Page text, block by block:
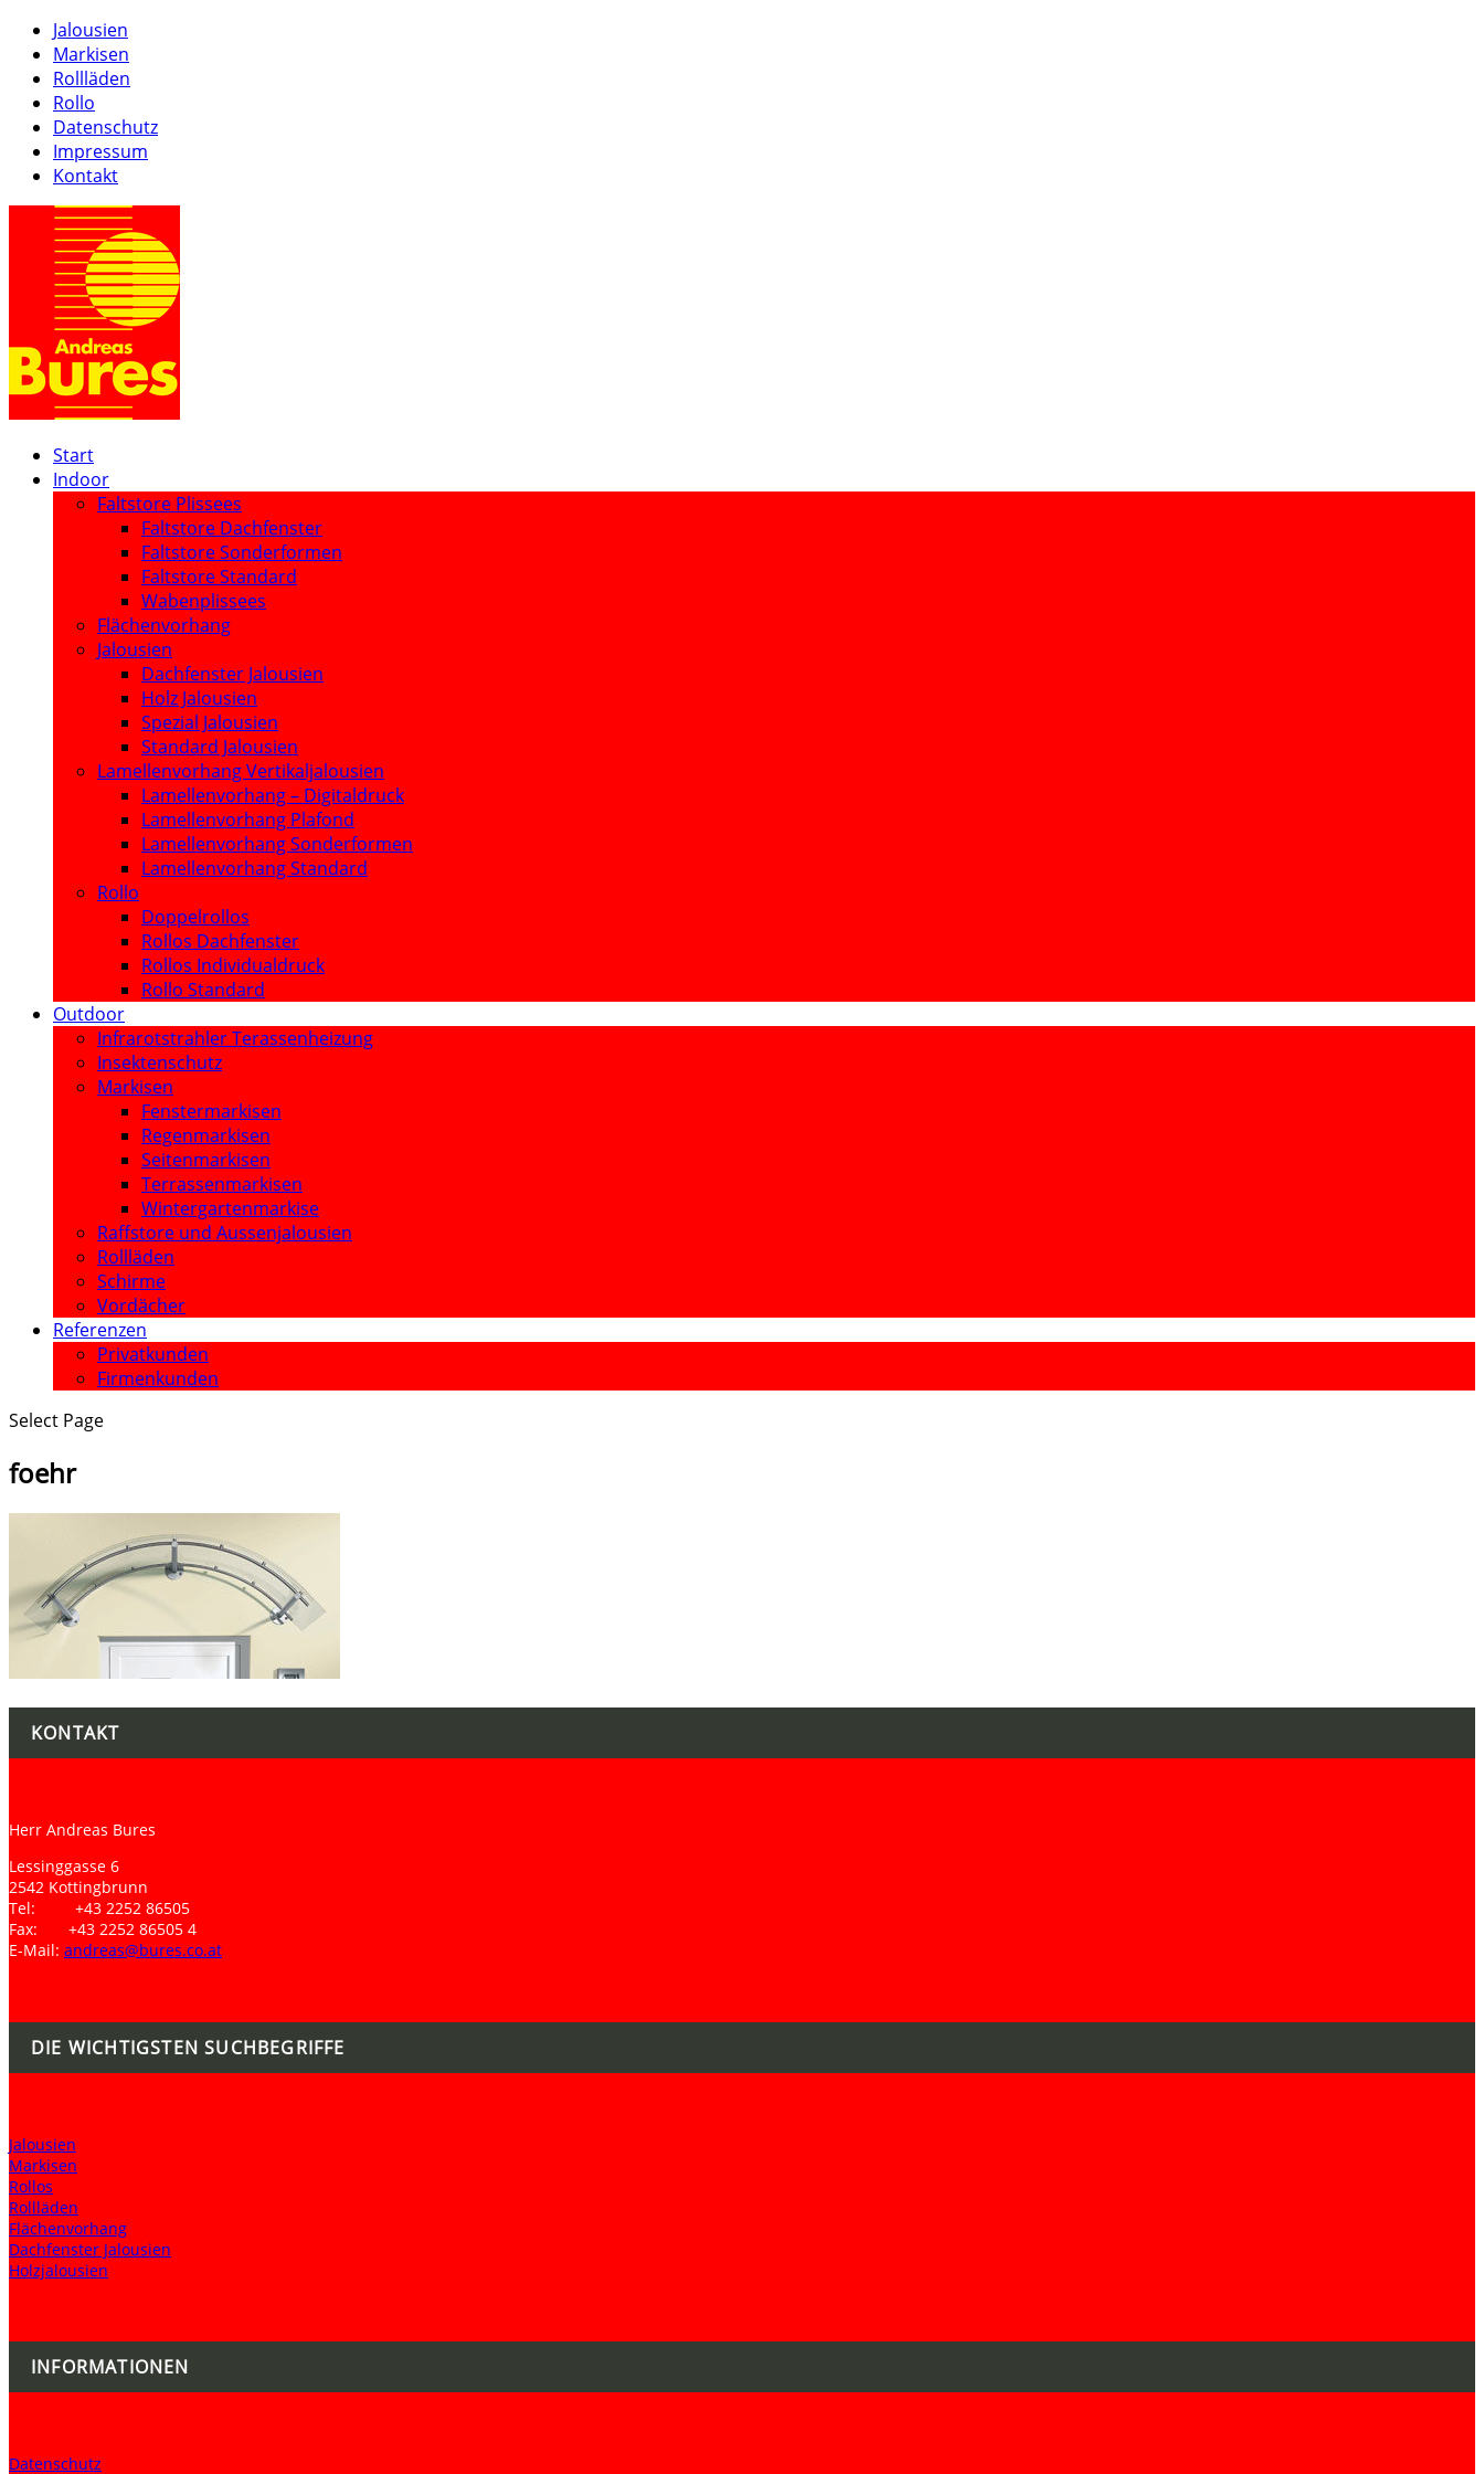
Jalousien
Markisen
Rollläden
Rollo
Datenschutz
Impressum
Kontakt
Start
Indoor
Faltstore Plissees
Faltstore Dachfenster
Faltstore Sonderformen
Faltstore Standard
Wabenplissees
Flächenvorhang
Jalousien
Dachfenster Jalousien
Holz Jalousien
Spezial Jalousien
Standard Jalousien
Lamellenvorhang Vertikaljalousien
Lamellenvorhang – Digitaldruck
Lamellenvorhang Plafond
Lamellenvorhang Sonderformen
Lamellenvorhang Standard
Rollo
Doppelrollos
Rollos Dachfenster
Rollos Individualdruck
Rollo Standard
Outdoor
Infrarotstrahler Terassenheizung
Insektenschutz
Markisen
Fenstermarkisen
Regenmarkisen
Seitenmarkisen
Terrassenmarkisen
Wintergartenmarkise
Raffstore und Aussenjalousien
Rollläden
Schirme
Vordächer
Referenzen
Privatkunden
Firmenkunden
Select Page
foehr
KONTAKT
Herr Andreas Bures
Lessinggasse 6
2542 Kottingbrunn
Tel: +43 2252 86505
Fax: +43 2252 86505 4
E-Mail: andreas@bures.co.at
DIE WICHTIGSTEN SUCHBEGRIFFE
Jalousien
Markisen
Rollos
Rollläden
Flächenvorhang
Dachfenster Jalousien
Holzjalousien
INFORMATIONEN
Datenschutz